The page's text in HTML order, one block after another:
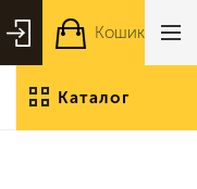
Каталог
Кошик